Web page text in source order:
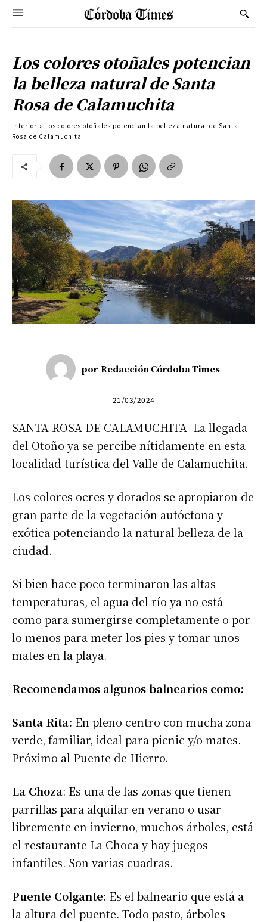
Los colores otoñales potencian
la belleza natural de Santa
Rosa de Calamuchita
Interior
Los colores otoñales potencian la belleza natural de Santa
Rosa de Calamuchita
por Redacción Córdoba Times
21/03/2024
SANTA ROSA DE CALAMUCHITA- La llegada
del Otoño ya se percibe nítidamente en esta
localidad turística del Valle de Calamuchita.
Los colores ocres y dorados se apropiaron de
gran parte de la vegetación autóctona y
exótica potenciando la natural belleza de la
ciudad.
Si bien hace poco terminaron las altas
temperaturas, el agua del río ya no está
como para sumergirse completamente o por
lo menos para meter los pies y tomar unos
mates en la playa.
Recomendamos algunos balnearios como:
Santa Rita: En pleno centro con mucha zona
verde, familiar, ideal para picnic y/o mates.
Próximo al Puente de Hierro.
La Choza: Es una de las zonas que tienen
parrillas para alquilar en verano o usar
libremente en invierno, muchos árboles, está
el restaurante La Choca y hay juegos
infantiles. Son varias cuadras.
Puente Colgante: Es el balneario que está a
la altura del puente. Todo pasto, árboles